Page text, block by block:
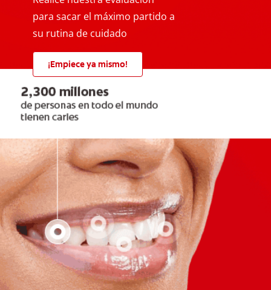
para sacar el máximo partido a
su rutina de cuidado
¡Empiece ya mismo!